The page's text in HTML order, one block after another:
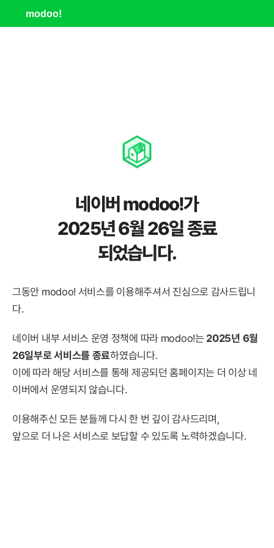
modoo!
네이버 modoo!가
2025년 6월 26일 종료
되었습니다.
그동안 modoo! 서비스를 이용해주셔서 진심으로 감사드립니
다.
네이버 내부 서비스 운영 정책에 따라 modoo!는 2025년 6월
26일부로 서비스를 종료하였습니다.
이에 따라 해당 서비스를 통해 제공되던 홈페이지는 더 이상 네
이버에서 운영되지 않습니다.
이용해주신 모든 분들께 다시 한 번 깊이 감사드리며,
앞으로 더 나은 서비스로 보답할 수 있도록 노력하겠습니다.